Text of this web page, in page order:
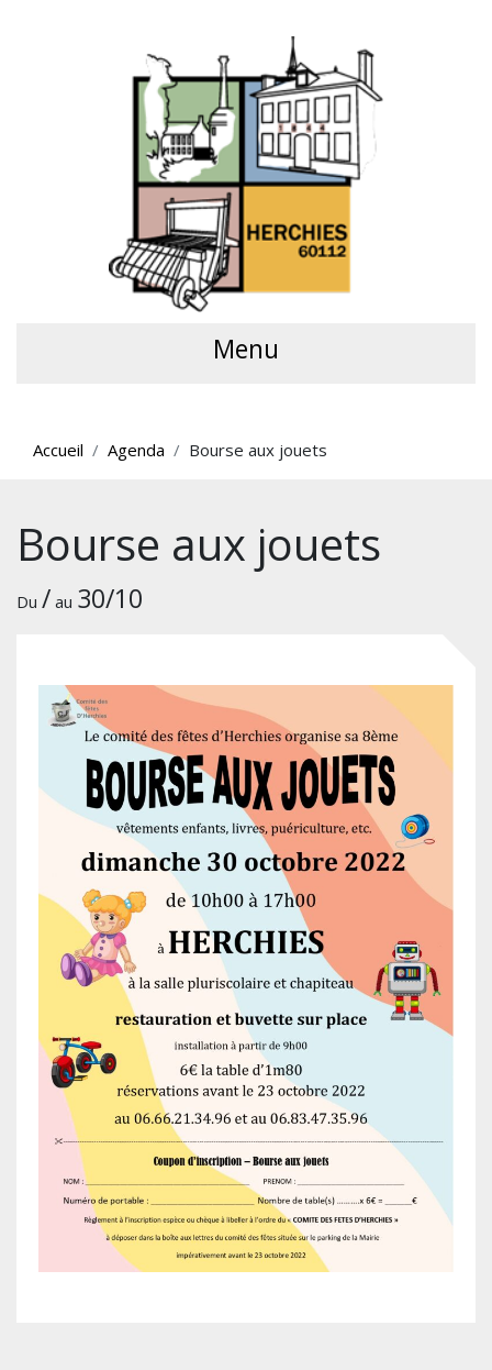
Menu
Accueil Agenda Bourse aux jouets
Bourse aux jouets
Du / au 30/10